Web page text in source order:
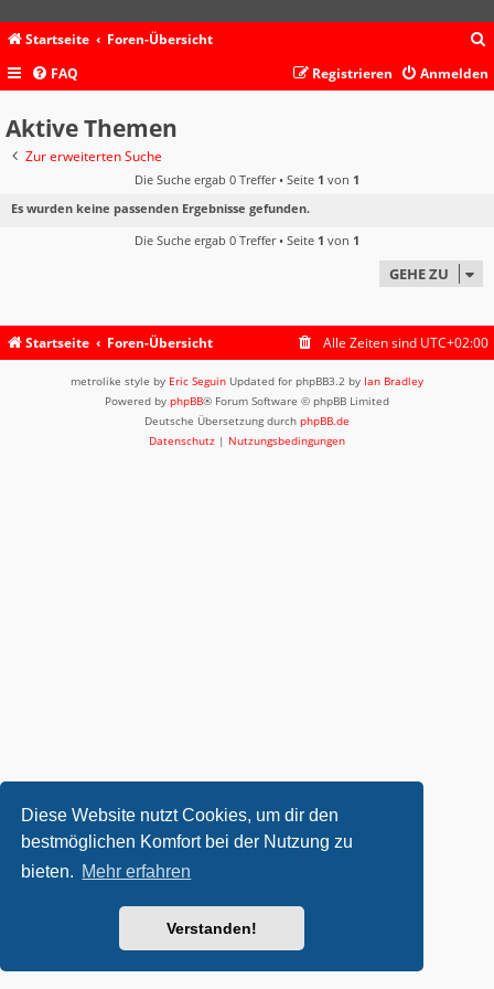
Diese Website nutzt Cookies, um dir den
bestmöglichen Komfort bei der Nutzung zu
bieten. Mehr erfahren
Verstanden!
Startseite Foren-Übersicht
c
FAQ Anmelden
Registrieren
Aktive Themen
Zur erweiterten Suche
Die Suche ergab 0 Treffer • Seite 1 von 1
Es wurden keine passenden Ergebnisse gefunden.
Die Suche ergab 0 Treffer • Seite 1 von 1
GEHE ZU
Startseite Foren-Übersicht Alle Zeiten sind UTC+02:00
metrolike style by Eric Seguin Updated for phpBB3.2 by Ian Bradley
Powered by phpBB® Forum Software © phpBB Limited
Deutsche Übersetzung durch phpBB.de
Datenschutz | Nutzungsbedingungen